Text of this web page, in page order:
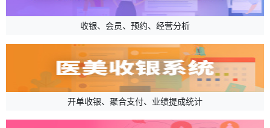
收银、会员、预约、经营分析
开单收银、聚合支付、业绩提成统计